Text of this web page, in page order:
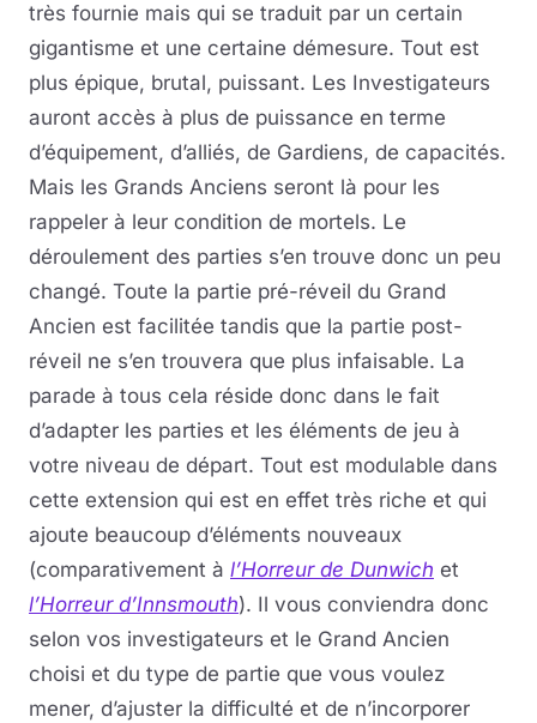
très fournie mais qui se traduit par un certain
gigantisme et une certaine démesure. Tout est
plus épique, brutal, puissant. Les Investigateurs
auront accès à plus de puissance en terme
d’équipement, d’alliés, de Gardiens, de capacités.
Mais les Grands Anciens seront là pour les
rappeler à leur condition de mortels. Le
déroulement des parties s’en trouve donc un peu
changé. Toute la partie pré-réveil du Grand
Ancien est facilitée tandis que la partie post-
réveil ne s’en trouvera que plus infaisable. La
parade à tous cela réside donc dans le fait
d’adapter les parties et les éléments de jeu à
votre niveau de départ. Tout est modulable dans
cette extension qui est en effet très riche et qui
ajoute beaucoup d’éléments nouveaux
(comparativement à l’Horreur de Dunwich et
l’Horreur d’Innsmouth). Il vous conviendra donc
selon vos investigateurs et le Grand Ancien
choisi et du type de partie que vous voulez
mener, d’ajuster la difficulté et de n’incorporer